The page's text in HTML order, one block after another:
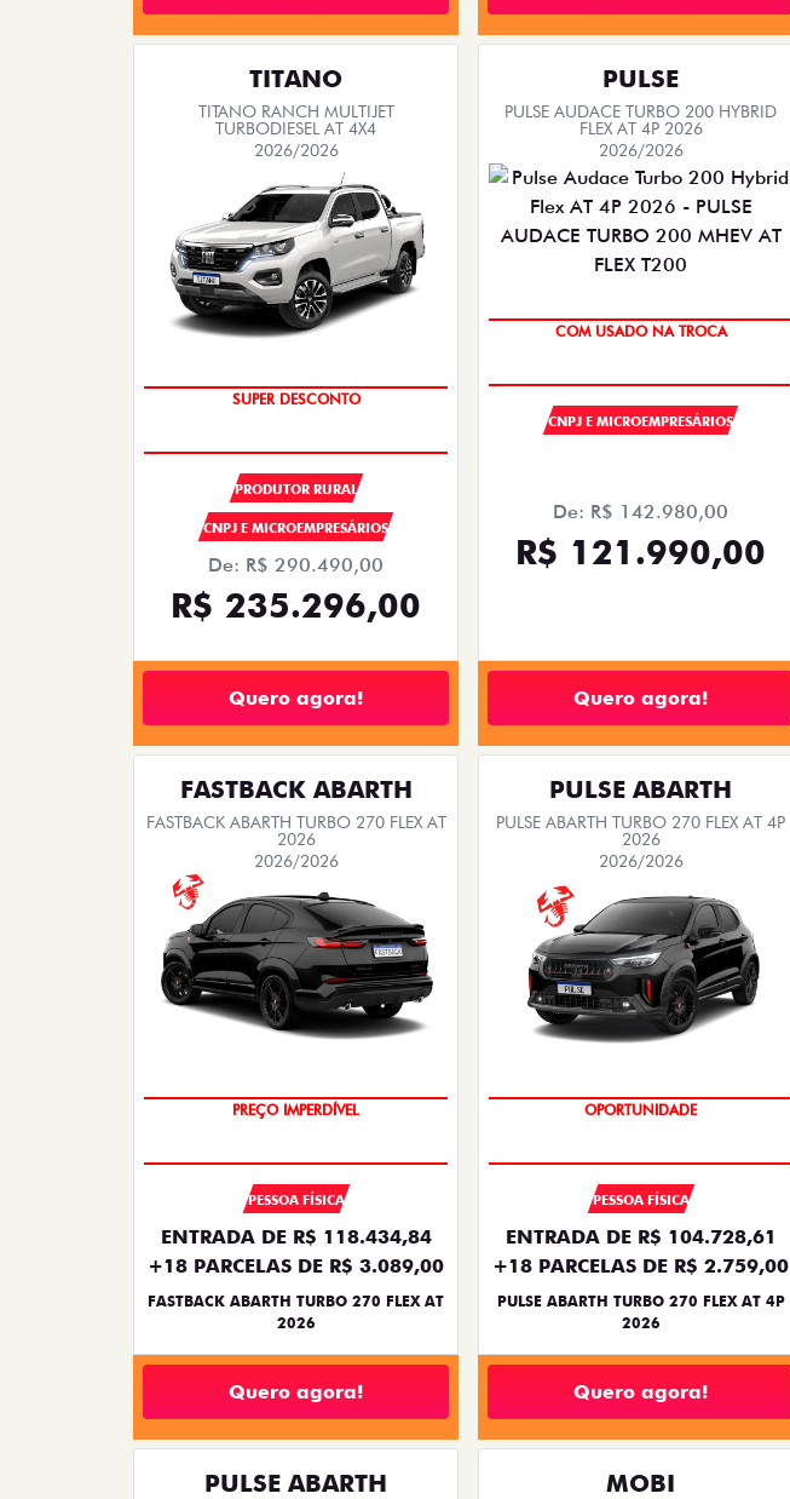
TITANO
TITANO RANCH MULTIJET
TURBODIESEL AT 4X4
2026/2026
SUPER DESCONTO
PRODUTOR RURAL
CNPJ E MICROEMPRESÁRIOS
De: R$ 290.490,00
R$ 235.296,00
Quero agora!
PULSE
PULSE AUDACE TURBO 200 HYBRID
FLEX AT 4P 2026
2026/2026
COM USADO NA TROCA
CNPJ E MICROEMPRESÁRIOS
De: R$ 142.980,00
R$ 121.990,00
Quero agora!
FASTBACK ABARTH
FASTBACK ABARTH TURBO 270 FLEX AT
2026
2026/2026
PREÇO IMPERDÍVEL
PESSOA FÍSICA
ENTRADA DE R$ 118.434,84
+18 PARCELAS DE R$ 3.089,00
FASTBACK ABARTH TURBO 270 FLEX AT
2026
Quero agora!
PULSE ABARTH
PULSE ABARTH TURBO 270 FLEX AT 4P
2026
2026/2026
OPORTUNIDADE
PESSOA FÍSICA
ENTRADA DE R$ 104.728,61
+18 PARCELAS DE R$ 2.759,00
PULSE ABARTH TURBO 270 FLEX AT 4P
2026
Quero agora!
PULSE ABARTH MOBI